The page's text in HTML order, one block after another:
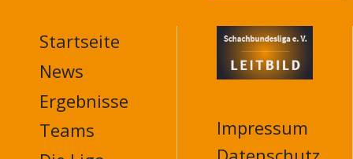
MAIN
NAVIGATION
FOOTER
Startseite
News
Ergebnisse
Teams
Impressum